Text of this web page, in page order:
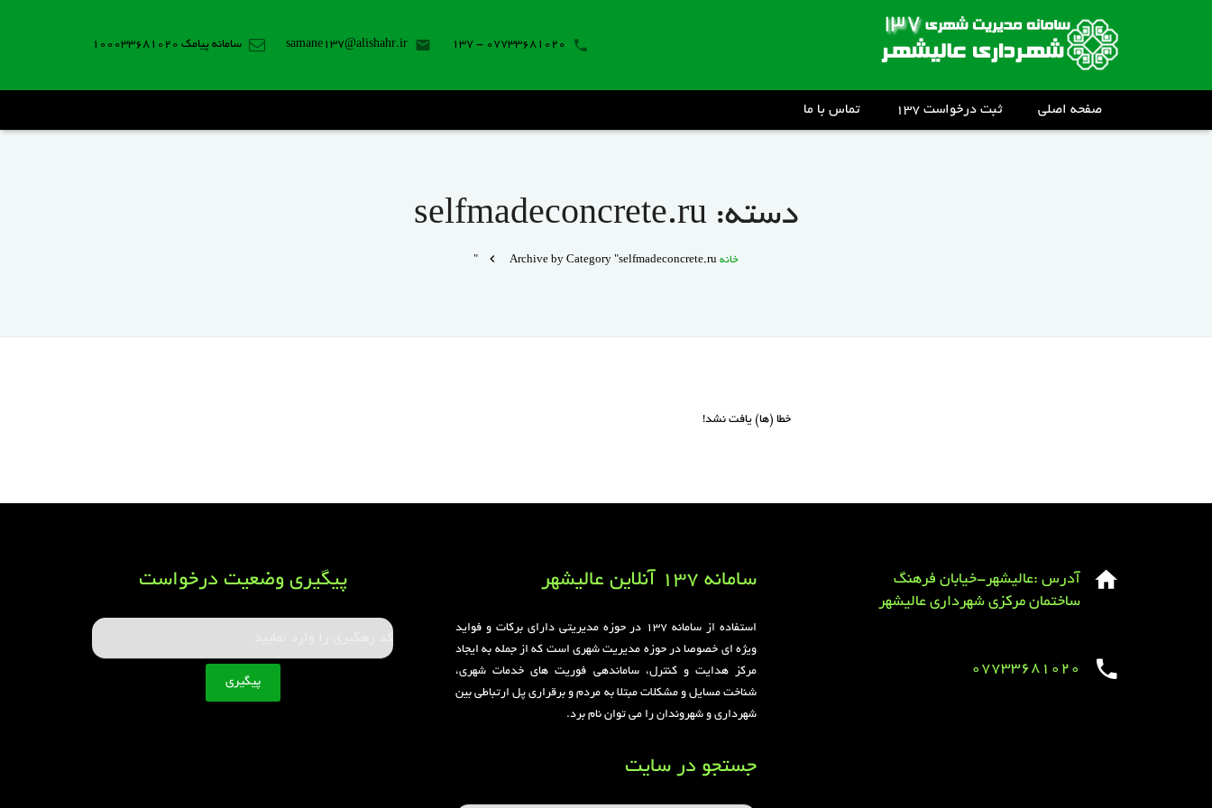
07733681020 - 137
samane137@alishahr.ir سامانه پیامک 100033681020
صفحه اصلی ثبت درخواست ۱۳۷ تماس با ما
دسته: selfmadeconcrete.ru
خانه Archive by Category "selfmadeconcrete.ru"
خطا (ها) یافت نشد!
آدرس :عالیشهر-خیابان فرهنگ
ساختمان مرکزی شهرداری عالیشهر
07733681020
سامانه 137 آنلاین عالیشهر
استفاده از سامانه ۱۳۷ در حوزه مدیریتی دارای برکات و فواید
ویژه ای خصوصا در حوزه مدیریت شهری است که از جمله به ایجاد
مرکز هدایت و کنترل، ساماندهی فوریت های خدمات شهری،
شناخت مسایل و مشکلات مبتلا به مردم و برقراری پل ارتباطی بین
شهرداری و شهروندان را می توان نام برد.
جستجو در سایت
پیگیری وضعیت درخواست